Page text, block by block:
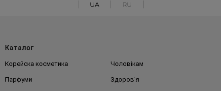
UA RU
Каталог
Корейска косметика Чоловікам
Парфуми Здоров'я